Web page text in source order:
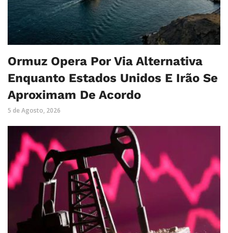
Ormuz Opera Por Via Alternativa
Enquanto Estados Unidos E Irão Se
Aproximam De Acordo
5 de Agosto, 2026